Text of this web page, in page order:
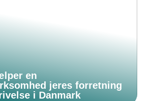
en
jeres forretning
i Danmark